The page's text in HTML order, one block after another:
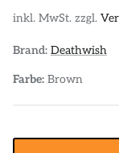
inkl. MwSt. zzgl.
Brand: Deathwish
Farbe: Brown